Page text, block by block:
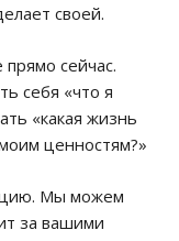
своей.
сейчас.
себя «что я
«какая жизнь
ценностям?»
Мы можем
за вашими